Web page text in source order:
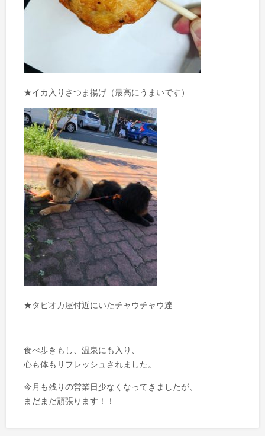
★イカ入りさつま揚げ（最高にうまいです）
★タピオカ屋付近にいたチャウチャウ達
食べ歩きもし、温泉にも入り、
心も体もリフレッシュされました。
今月も残りの営業日少なくなってきましたが、
まだまだ頑張ります！！